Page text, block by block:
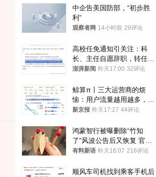
中企告美国防部，“初步胜
利”
观察者网 14小时前 29评论
高校任免通知引关注：科
长、主任自愿辞职，转任思
政辅导员
澎湃新闻 昨天17:00 32评论
鲸算π丨三大运营商的烦
恼：用户流量越用越多，收
入却越来越少
新京报 昨天17:27 44评论
鸿蒙智行被曝删除“竹知
了”风波公告后又恢复 官媒
曾力挺：劝华为要大度的，
有料新语 昨天16:07 216评论
顺风车司机找到乘客手机后